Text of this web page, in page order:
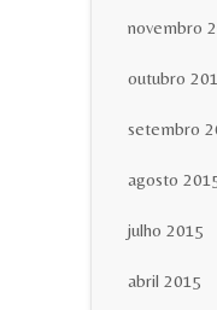
novembro
outubro
setembro
agosto
julho 2015
abril 2015